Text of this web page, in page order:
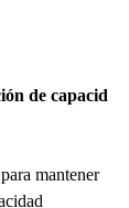
de capacid
mantener